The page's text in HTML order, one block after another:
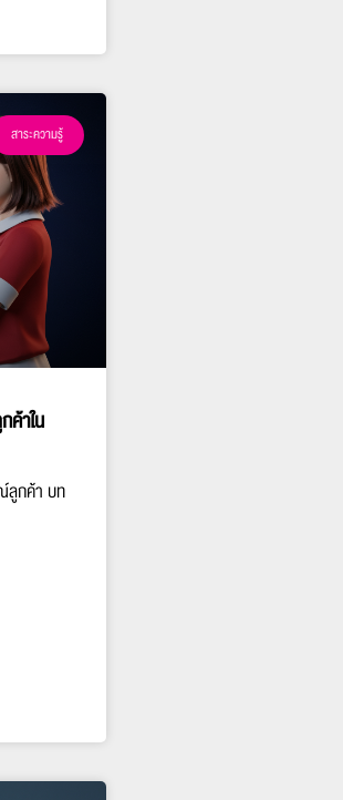
สาระความรู้
ค้าใน
ลูกค้า บท